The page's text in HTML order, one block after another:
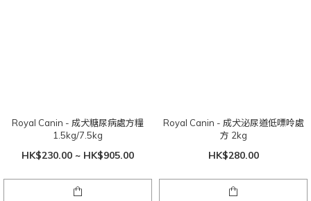
Royal Canin - 成犬糖尿病處方糧
1.5kg/7.5kg
HK$230.00 ~ HK$905.00
Royal Canin - 成犬泌尿道低嘌呤處
方 2kg
HK$280.00